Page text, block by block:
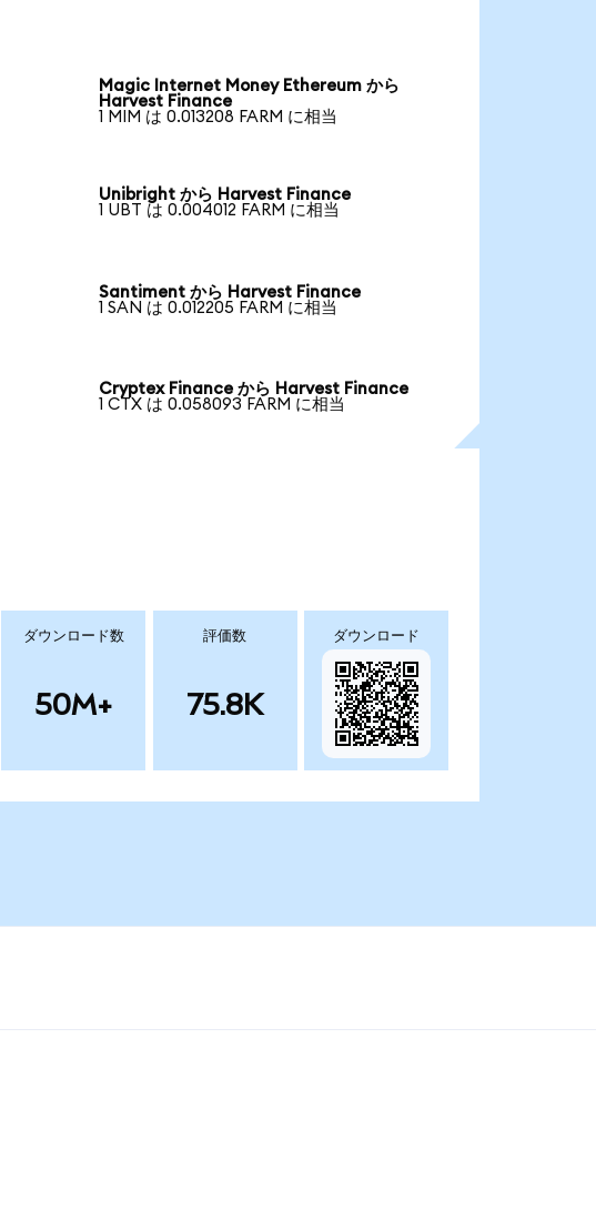
Magic Internet Money Ethereum から
Harvest Finance
1 MIM は 0.013208 FARM に相当
Unibright から Harvest Finance
1 UBT は 0.004012 FARM に相当
Santiment から Harvest Finance
1 SAN は 0.012205 FARM に相当
Cryptex Finance から Harvest Finance
1 CTX は 0.058093 FARM に相当
ダウンロード数
50M+
評価数
75.8K
ダウンロード